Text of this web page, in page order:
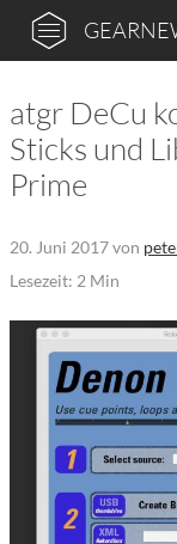
atgr DeCu
Sticks und
Prime
20. Juni 2017von
Lesezeit: 2 Min